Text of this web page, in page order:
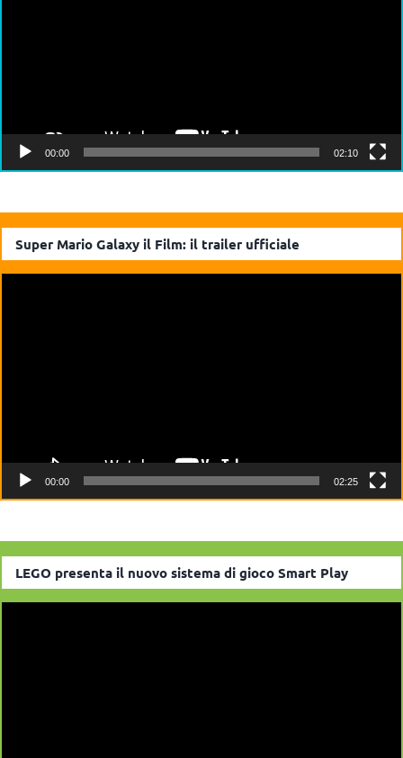
00:00 02:10
Super Mario Galaxy il Film: il trailer ufficiale
00:00 02:25
LEGO presenta il nuovo sistema di gioco Smart Play